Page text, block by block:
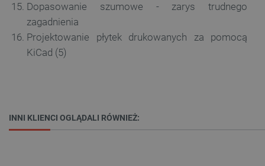
Dopasowanie szumowe - zarys trudnego
zagadnienia
Projektowanie płytek drukowanych za pomocą
KiCad (5)
INNI KLIENCI OGLĄDALI RÓWNIEŻ: